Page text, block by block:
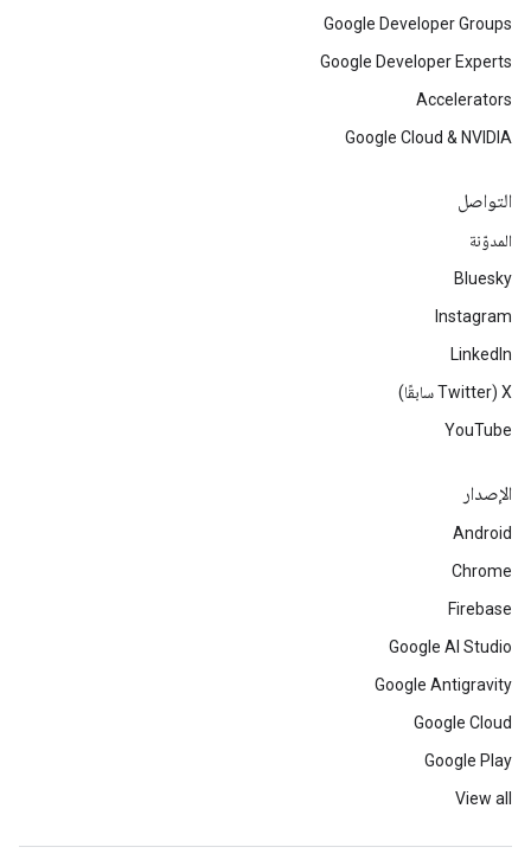
Google Developer Groups
Google Developer Experts
Accelerators
Google Cloud & NVIDIA
التواصل
المدوّنة
Bluesky
Instagram
LinkedIn
‫X ‏(Twitter سابقًا)
YouTube
الإصدار
Android
Chrome
Firebase
Google AI Studio
Google Antigravity
Google Cloud
Google Play
View all